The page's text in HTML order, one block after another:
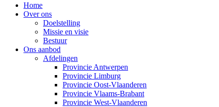
Home
Over ons
Doelstelling
Missie en visie
Bestuur
Ons aanbod
Afdelingen
Provincie Antwerpen
Provincie Limburg
Provincie Oost-Vlaanderen
Provincie Vlaams-Brabant
Provincie West-Vlaanderen